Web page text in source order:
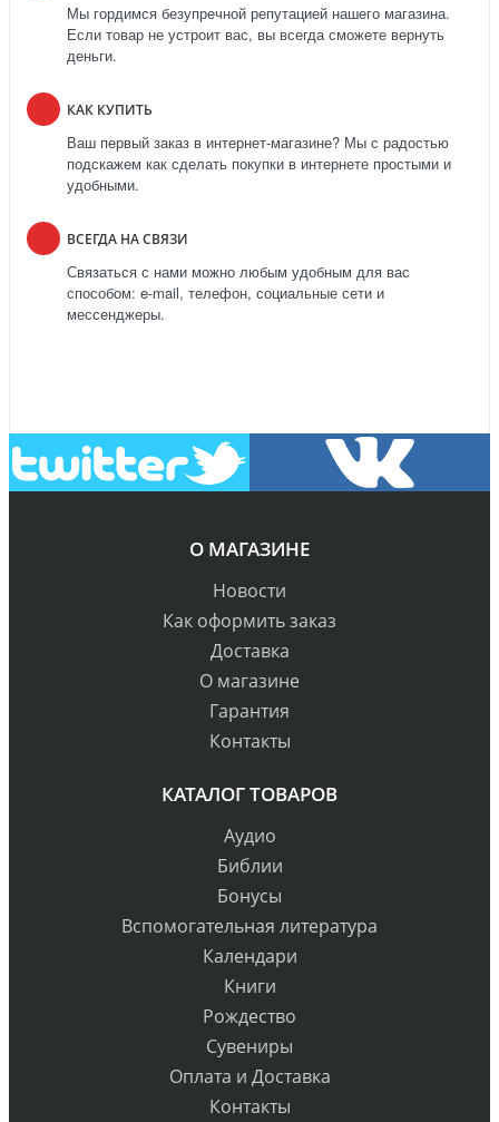
Мы гордимся безупречной репутацией нашего магазина.
Если товар не устроит вас, вы всегда сможете вернуть
деньги.
КАК КУПИТЬ
Ваш первый заказ в интернет-магазине? Мы с радостью
подскажем как сделать покупки в интернете простыми и
удобными.
ВСЕГДА НА СВЯЗИ
Связаться с нами можно любым удобным для вас
способом: e-mail, телефон, социальные сети и
мессенджеры.
О МАГАЗИНЕ
Новости
Как оформить заказ
Доставка
О магазине
Гарантия
Контакты
КАТАЛОГ ТОВАРОВ
Аудио
Библии
Бонусы
Вспомогательная литература
Календари
Книги
Рождество
Сувениры
Оплата и Доставка
Контакты